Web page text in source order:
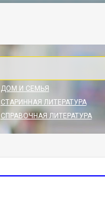
ДОМ И СЕМЬЯ
СТАРИННАЯ ЛИТЕРАТУРА
СПРАВОЧНАЯ ЛИТЕРАТУРА